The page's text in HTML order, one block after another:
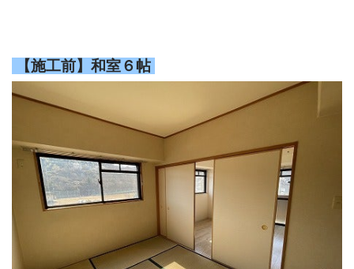
【施工前】和室６帖